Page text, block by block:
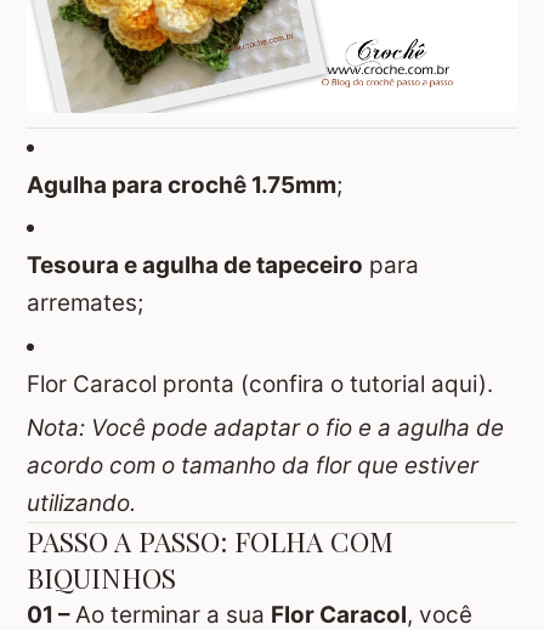
Agulha para crochê 1.75mm;
Tesoura e agulha de tapeceiro para
arremates;
Flor Caracol pronta (confira o tutorial aqui).
Nota: Você pode adaptar o fio e a agulha de
acordo com o tamanho da flor que estiver
utilizando.
PASSO A PASSO: FOLHA COM
BIQUINHOS
01 –Ao terminar a sua Flor Caracol, você